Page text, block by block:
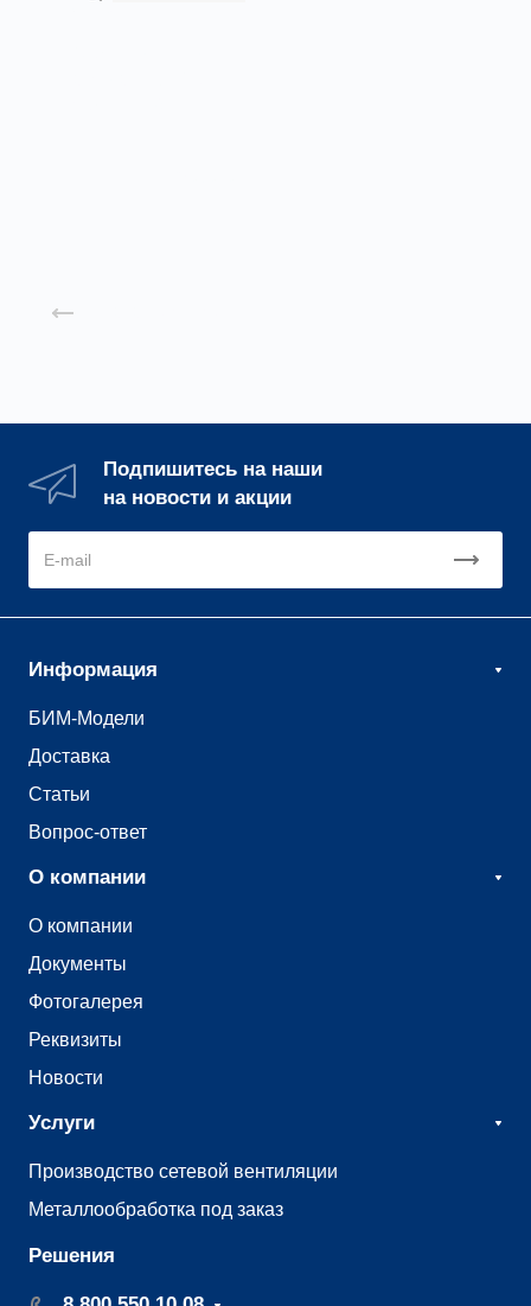
Подпишитесь на наши
на новости и акции
Информация
БИМ-Модели
Доставка
Статьи
Вопрос-ответ
О компании
О компании
Документы
Фотогалерея
Реквизиты
Новости
Услуги
Производство сетевой вентиляции
Металлообработка под заказ
Решения